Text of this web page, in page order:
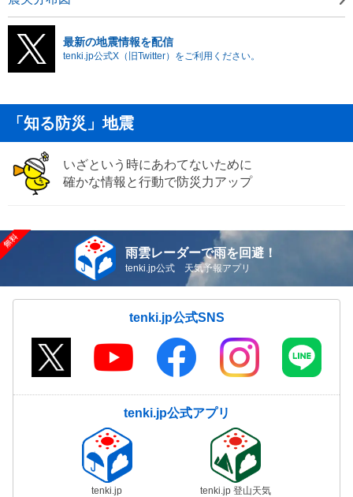
最新の地震情報を配信
tenki.jp公式X（旧Twitter）をご利用ください。
「知る防災」地震
いざという時にあわてないために
確かな情報と行動で防災力アップ
雨雲レーダーで雨を回避！
tenki.jp公式 天気予報アプリ
tenki.jp公式SNS
tenki.jp公式アプリ
tenki.jp tenki.jp 登山天気